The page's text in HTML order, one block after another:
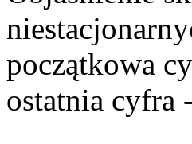
początkowa
ostatnia cyfra